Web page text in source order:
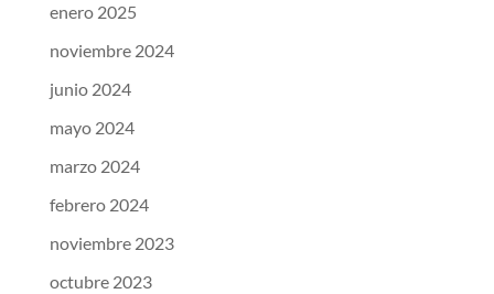
enero 2025
noviembre 2024
junio 2024
mayo 2024
marzo 2024
febrero 2024
noviembre 2023
octubre 2023